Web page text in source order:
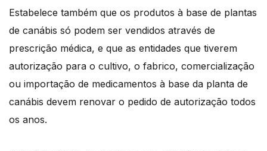
Estabelece também que os produtos à base de plantas
de canábis só podem ser vendidos através de
prescrição médica, e que as entidades que tiverem
autorização para o cultivo, o fabrico, comercialização
ou importação de medicamentos à base da planta de
canábis devem renovar o pedido de autorização todos
os anos.